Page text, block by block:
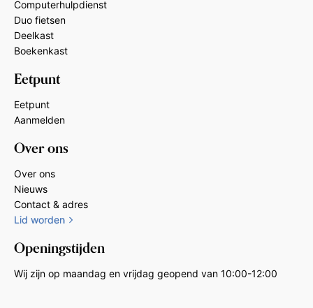
Computerhulpdienst
Duo fietsen
Deelkast
Boekenkast
Eetpunt
Eetpunt
Aanmelden
Over ons
Over ons
Nieuws
Contact & adres
Lid worden
Openingstijden
Wij zijn op maandag en vrijdag geopend van 10:00-12:00